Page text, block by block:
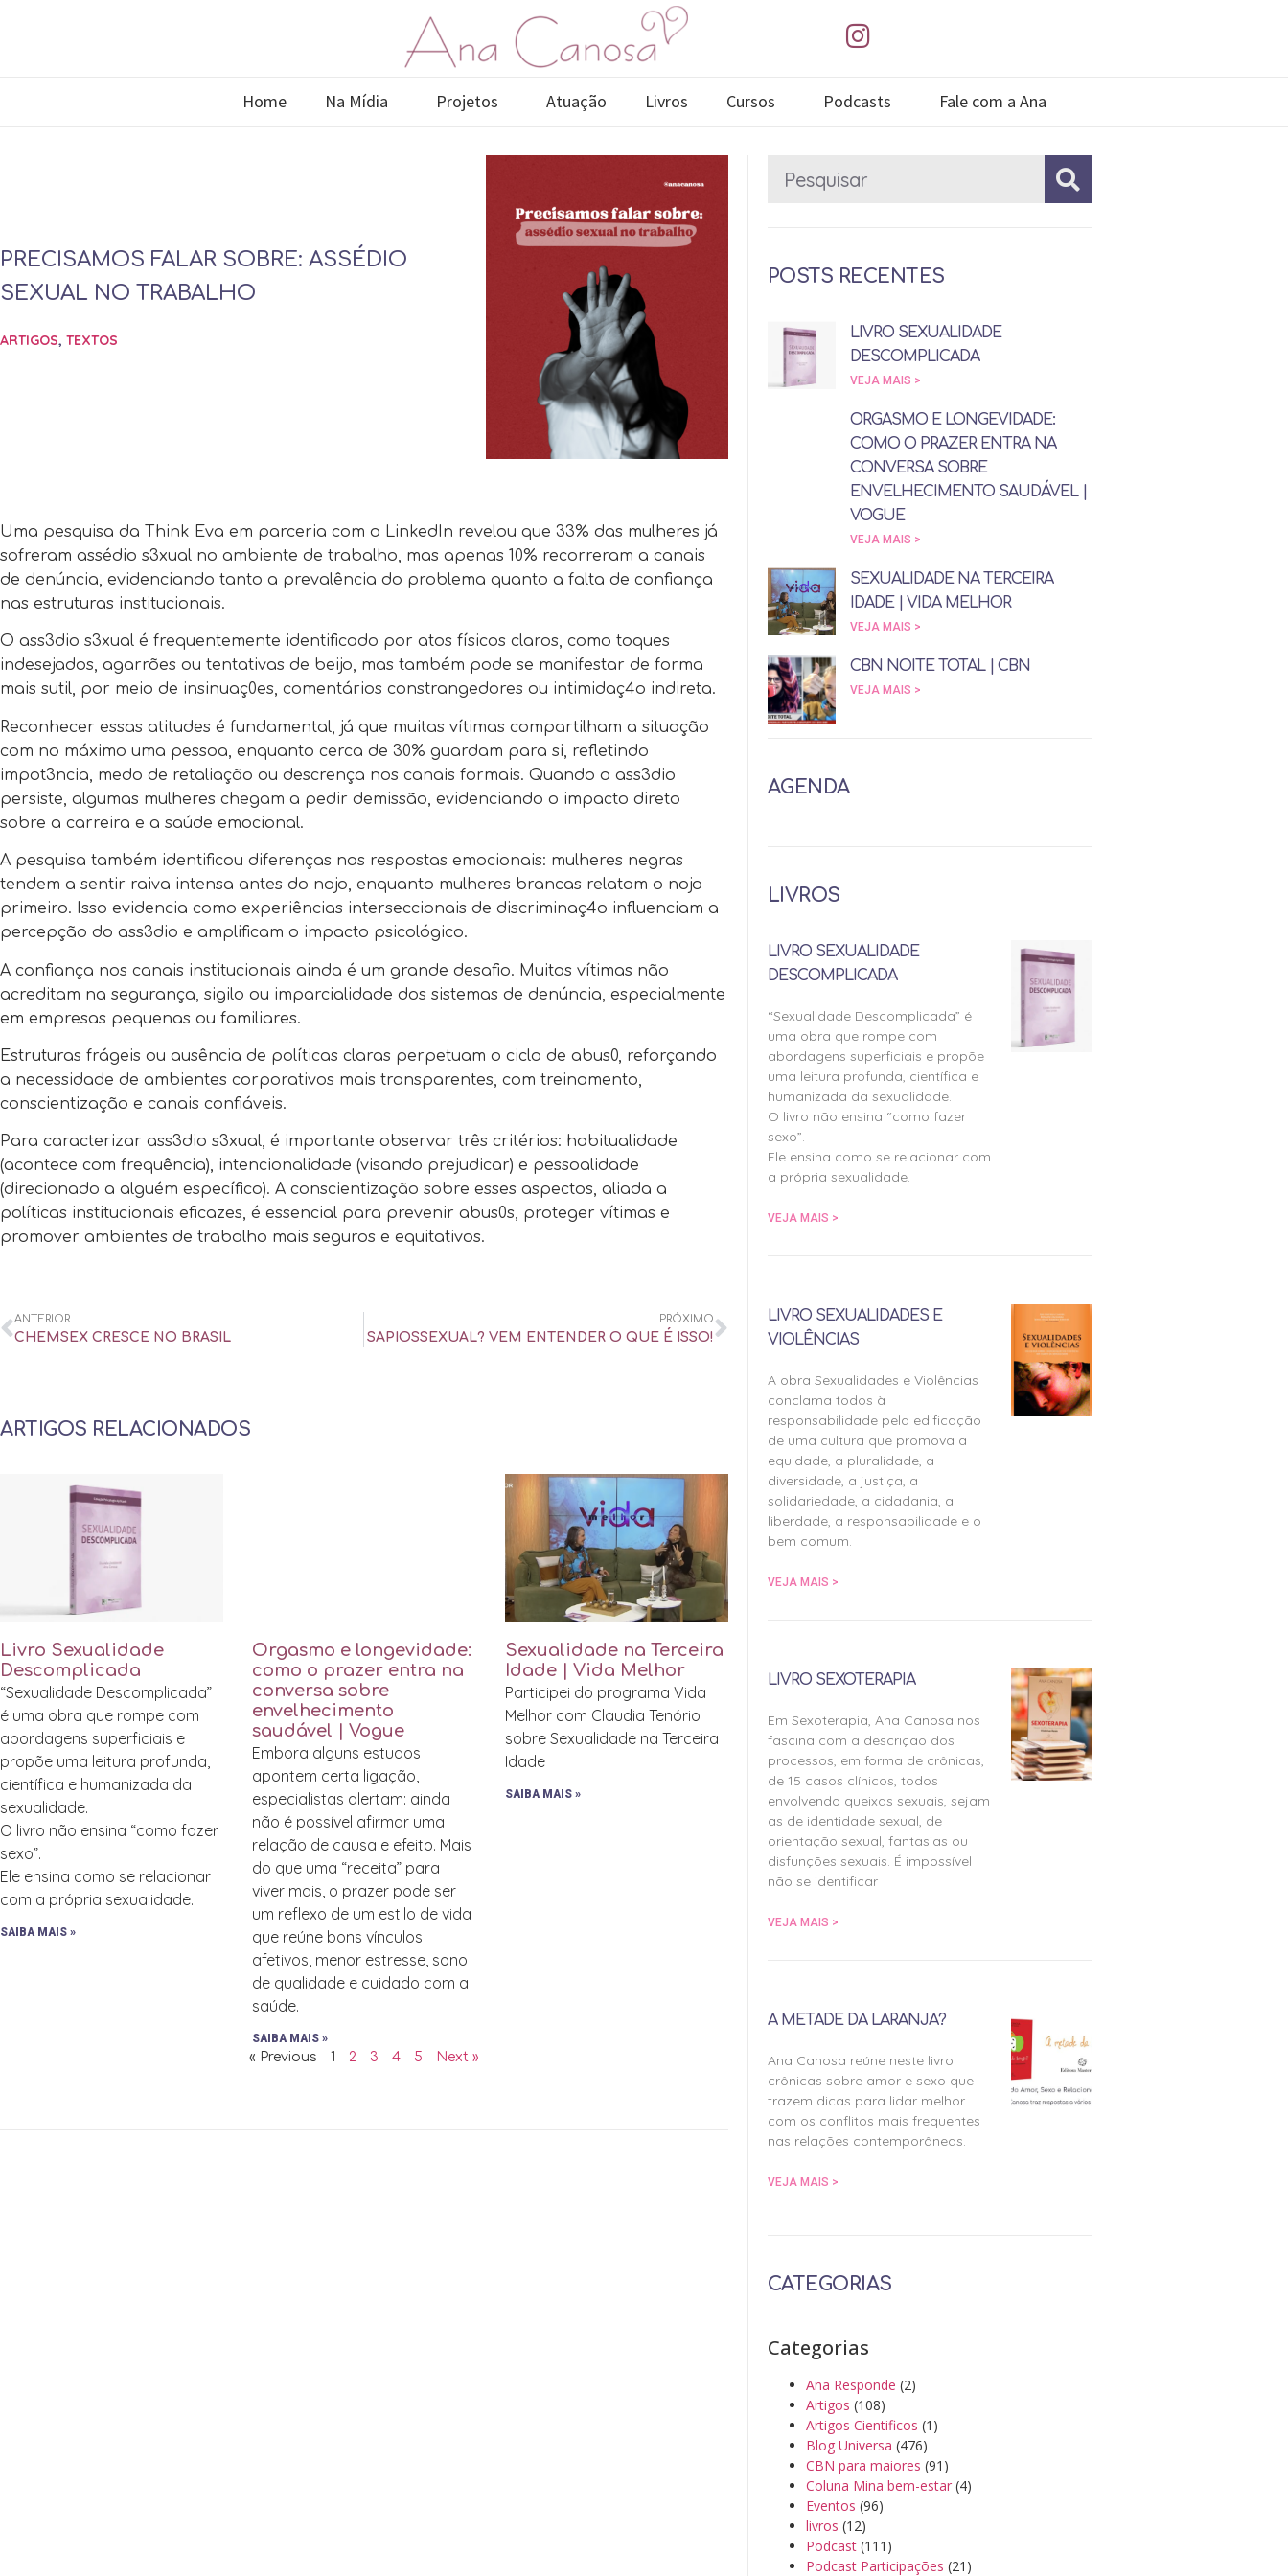
Home Na Mídia Projetos Atuação Livros Cursos Podcasts Fale com a Ana
PRECISAMOS FALAR SOBRE: ASSÉDIO
SEXUAL NO TRABALHO
ARTIGOS, TEXTOS
Uma pesquisa da Think Eva em parceria com o LinkedIn revelou que 33% das mulheres já
sofreram assédio s3xual no ambiente de trabalho, mas apenas 10% recorreram a canais
de denúncia, evidenciando tanto a prevalência do problema quanto a falta de confiança
nas estruturas institucionais.
O ass3dio s3xual é frequentemente identificado por atos físicos claros, como toques
indesejados, agarrões ou tentativas de beijo, mas também pode se manifestar de forma
mais sutil, por meio de insinuaç0es, comentários constrangedores ou intimidaç4o indireta.
Reconhecer essas atitudes é fundamental, já que muitas vítimas compartilham a situação
com no máximo uma pessoa, enquanto cerca de 30% guardam para si, refletindo
impot3ncia, medo de retaliação ou descrença nos canais formais. Quando o ass3dio
persiste, algumas mulheres chegam a pedir demissão, evidenciando o impacto direto
sobre a carreira e a saúde emocional.
A pesquisa também identificou diferenças nas respostas emocionais: mulheres negras
tendem a sentir raiva intensa antes do nojo, enquanto mulheres brancas relatam o nojo
primeiro. Isso evidencia como experiências interseccionais de discriminaç4o influenciam a
percepção do ass3dio e amplificam o impacto psicológico.
A confiança nos canais institucionais ainda é um grande desafio. Muitas vítimas não
acreditam na segurança, sigilo ou imparcialidade dos sistemas de denúncia, especialmente
em empresas pequenas ou familiares.
Estruturas frágeis ou ausência de políticas claras perpetuam o ciclo de abus0, reforçando
a necessidade de ambientes corporativos mais transparentes, com treinamento,
conscientização e canais confiáveis.
Para caracterizar ass3dio s3xual, é importante observar três critérios: habitualidade
(acontece com frequência), intencionalidade (visando prejudicar) e pessoalidade
(direcionado a alguém específico). A conscientização sobre esses aspectos, aliada a
políticas institucionais eficazes, é essencial para prevenir abus0s, proteger vítimas e
promover ambientes de trabalho mais seguros e equitativos.
ANTERIOR
CHEMSEX CRESCE NO BRASIL
PRÓXIMO
SAPIOSSEXUAL? VEM ENTENDER O QUE É ISSO!
ARTIGOS RELACIONADOS
Livro Sexualidade
Descomplicada
“Sexualidade Descomplicada”
é uma obra que rompe com
abordagens superficiais e
propõe uma leitura profunda,
científica e humanizada da
sexualidade.
O livro não ensina “como fazer
sexo”.
Ele ensina como se relacionar
com a própria sexualidade.
SAIBA MAIS »
Orgasmo e longevidade:
como o prazer entra na
conversa sobre
envelhecimento
saudável | Vogue
Embora alguns estudos
apontem certa ligação,
especialistas alertam: ainda
não é possível afirmar uma
relação de causa e efeito. Mais
do que uma “receita” para
viver mais, o prazer pode ser
um reflexo de um estilo de vida
que reúne bons vínculos
afetivos, menor estresse, sono
de qualidade e cuidado com a
saúde.
SAIBA MAIS »
Sexualidade na Terceira
Idade | Vida Melhor
Participei do programa Vida
Melhor com Claudia Tenório
sobre Sexualidade na Terceira
Idade
SAIBA MAIS »
« Previous 1 2 3 4 5 Next »
POSTS RECENTES
LIVRO SEXUALIDADE
DESCOMPLICADA
VEJA MAIS >
ORGASMO E LONGEVIDADE:
COMO O PRAZER ENTRA NA
CONVERSA SOBRE
ENVELHECIMENTO SAUDÁVEL |
VOGUE
VEJA MAIS >
SEXUALIDADE NA TERCEIRA
IDADE | VIDA MELHOR
VEJA MAIS >
CBN NOITE TOTAL | CBN
VEJA MAIS >
AGENDA
LIVROS
LIVRO SEXUALIDADE
DESCOMPLICADA
“Sexualidade Descomplicada” é
uma obra que rompe com
abordagens superficiais e propõe
uma leitura profunda, científica e
humanizada da sexualidade.
O livro não ensina “como fazer
sexo”.
Ele ensina como se relacionar com
a própria sexualidade.
VEJA MAIS >
LIVRO SEXUALIDADES E
VIOLÊNCIAS
A obra Sexualidades e Violências
conclama todos à
responsabilidade pela edificação
de uma cultura que promova a
equidade, a pluralidade, a
diversidade, a justiça, a
solidariedade, a cidadania, a
liberdade, a responsabilidade e o
bem comum.
VEJA MAIS >
LIVRO SEXOTERAPIA
Em Sexoterapia, Ana Canosa nos
fascina com a descrição dos
processos, em forma de crônicas,
de 15 casos clínicos, todos
envolvendo queixas sexuais, sejam
as de identidade sexual, de
orientação sexual, fantasias ou
disfunções sexuais. É impossível
não se identificar
VEJA MAIS >
A METADE DA LARANJA?
Ana Canosa reúne neste livro
crônicas sobre amor e sexo que
trazem dicas para lidar melhor
com os conflitos mais frequentes
nas relações contemporâneas.
VEJA MAIS >
CATEGORIAS
Categorias
Ana Responde (2)
Artigos (108)
Artigos Cientificos (1)
Blog Universa (476)
CBN para maiores (91)
Coluna Mina bem-estar(4)
Eventos (96)
livros (12)
Podcast(111)
Podcast Participações (21)